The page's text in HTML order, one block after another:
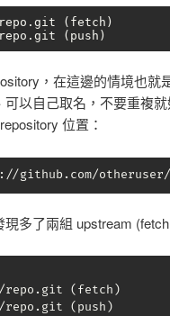
(fetch)
(push)
，在這邊的情境也就
以自己取名，不要重複
位置：
github.com/
多了兩組 upstream (fetch
repo.git (fetch)
(push)